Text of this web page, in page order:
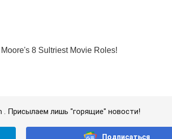
. Присылаем лишь "горящие" новости!
Подписаться